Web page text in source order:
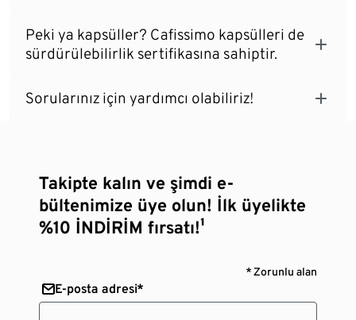
Peki ya kapsüller? Cafissimo kapsülleri de
sürdürülebilirlik sertifikasına sahiptir.
Sorularınız için yardımcı olabiliriz!
Takipte kalın ve şimdi e-
bültenimize üye olun! İlk üyelikte
%10 İNDİRİM fırsatı!¹
* Zorunlu alan
E-posta adresi*